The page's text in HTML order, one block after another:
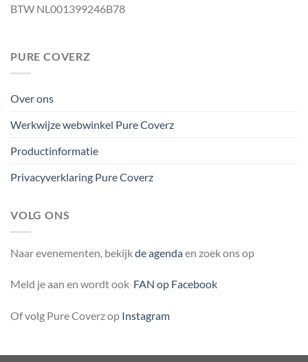
BTW NL001399246B78
PURE COVERZ
Over ons
Werkwijze webwinkel Pure Coverz
Productinformatie
Privacyverklaring Pure Coverz
VOLG ONS
Naar evenementen, bekijkde agendaen zoek ons op
Meld je aan en wordt ook FAN op Facebook
Of volg Pure Coverz op Instagram